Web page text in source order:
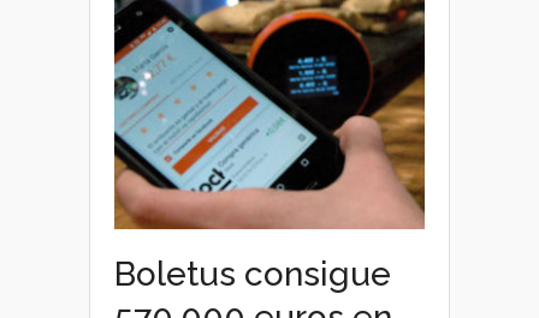
Boletus consigue